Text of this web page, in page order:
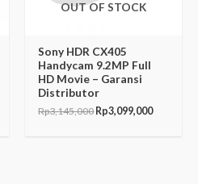
OUT OF STOCK
Sony HDR CX405
Handycam 9.2MP Full
HD Movie – Garansi
Distributor
Rp3,145,000 Rp3,099,000